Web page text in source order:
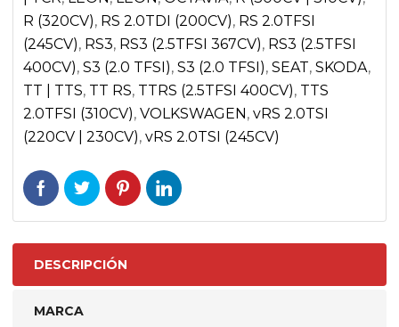
MK7
GTI,R
cantidad
R (320CV), RS 2.0TDI (200CV), RS 2.0TFSI
(245CV), RS3, RS3 (2.5TFSI 367CV), RS3 (2.5TFSI
400CV), S3 (2.0 TFSI), S3 (2.0 TFSI), SEAT, SKODA,
TT | TTS, TT RS, TTRS (2.5TFSI 400CV), TTS
2.0TFSI (310CV), VOLKSWAGEN , vRS 2.0TSI
(220CV | 230CV), vRS 2.0TSI (245CV)
DESCRIPCIÓN
MARCA